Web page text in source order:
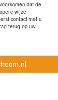
dat de
wijze
contact met u
terug op uw